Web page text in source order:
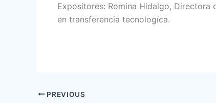
Expositores: Romina Hidalgo, Directora
en transferencia tecnologíca.
PREVIOUS